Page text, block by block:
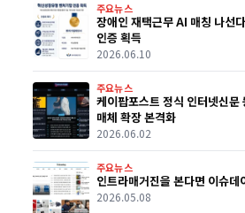
주요뉴스
장애인 재택근무 AI 매칭 나선
인증 획득
2026.06.10
주요뉴스
케이팝포스트 정식 인터넷신
매체 확장 본격화
2026.06.02
주요뉴스
인트라매거진을 본다면 이슈
2026.05.08